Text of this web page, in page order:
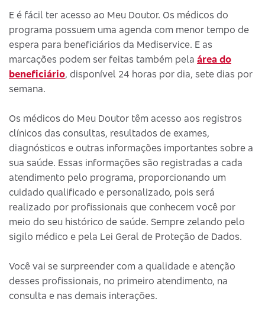
E é fácil ter acesso ao Meu Doutor. Os médicos do
programa possuem uma agenda com menor tempo de
espera para beneficiários da Mediservice. E as
marcações podem ser feitas também pela área do
beneficiário, disponível 24 horas por dia, sete dias por
semana.
Os médicos do Meu Doutor têm acesso aos registros
clínicos das consultas, resultados de exames,
diagnósticos e outras informações importantes sobre a
sua saúde. Essas informações são registradas a cada
atendimento pelo programa, proporcionando um
cuidado qualificado e personalizado, pois será
realizado por profissionais que conhecem você por
meio do seu histórico de saúde. Sempre zelando pelo
sigilo médico e pela Lei Geral de Proteção de Dados.
Você vai se surpreender com a qualidade e atenção
desses profissionais, no primeiro atendimento, na
consulta e nas demais interações.